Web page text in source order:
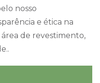
e ética na
de revestimento,